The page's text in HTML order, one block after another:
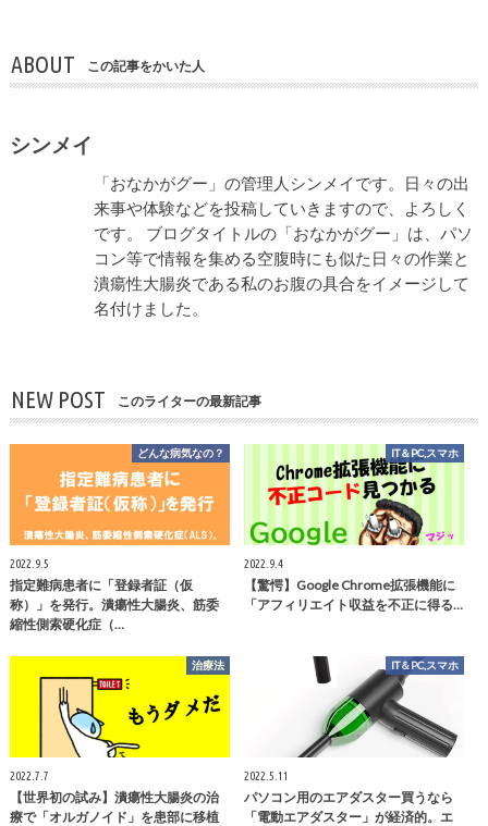
ABOUT この記事をかいた人
シンメイ
「おなかがグー」の管理人シンメイです。日々の出
来事や体験などを投稿していきますので、よろしく
です。 ブログタイトルの「おなかがグー」は、パソ
コン等で情報を集める空腹時にも似た日々の作業と
潰瘍性大腸炎である私のお腹の具合をイメージして
名付けました。
NEW POST このライターの最新記事
どんな病気なの？
2022.9.5
指定難病患者に「登録者証（仮
称）」を発行。潰瘍性大腸炎、筋委
縮性側索硬化症（…
IT＆PC,スマホ
2022.9.4
【驚愕】Google Chrome拡張機能に
「アフィリエイト収益を不正に得る…
治療法
2022.7.7
【世界初の試み】潰瘍性大腸炎の治
療で「オルガノイド」を患部に移植
IT＆PC,スマホ
2022.5.11
パソコン用のエアダスター買うなら
「電動エアダスター」が経済的。エ